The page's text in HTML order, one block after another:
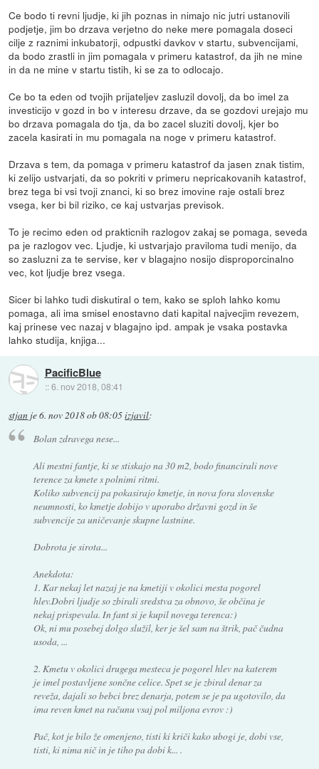
Ce bodo ti revni ljudje, ki jih poznas in nimajo nic jutri ustanovili
podjetje, jim bo drzava verjetno do neke mere pomagala doseci
cilje z raznimi inkubatorji, odpustki davkov v startu, subvencijami,
da bodo zrastli in jim pomagala v primeru katastrof, da jih ne mine
in da ne mine v startu tistih, ki se za to odlocajo.
Ce bo ta eden od tvojih prijateljev zasluzil dovolj, da bo imel za
investicijo v gozd in bo v interesu drzave, da se gozdovi urejajo mu
bo drzava pomagala do tja, da bo zacel sluziti dovolj, kjer bo
zacela kasirati in mu pomagala na noge v primeru katastrof.
Drzava s tem, da pomaga v primeru katastrof da jasen znak tistim,
ki zelijo ustvarjati, da so pokriti v primeru nepricakovanih katastrof,
brez tega bi vsi tvoji znanci, ki so brez imovine raje ostali brez
vsega, ker bi bil riziko, ce kaj ustvarjas previsok.
To je recimo eden od prakticnih razlogov zakaj se pomaga, seveda
pa je razlogov vec. Ljudje, ki ustvarjajo praviloma tudi menijo, da
so zasluzni za te servise, ker v blagajno nosijo disproporcinalno
vec, kot ljudje brez vsega.
Sicer bi lahko tudi diskutiral o tem, kako se sploh lahko komu
pomaga, ali ima smisel enostavno dati kapital najvecjim revezem,
kaj prinese vec nazaj v blagajno ipd. ampak je vsaka postavka
lahko studija, knjiga...
PacificBlue
::6. nov 2018, 08:41
stjan je6. nov 2018 ob 08:05izjavil:
Bolan zdravega nese...
Ali mestni fantje, ki se stiskajo na 30 m2, bodo financirali nove
terence za kmete s polnimi ritmi.
Koliko subvencij pa pokasirajo kmetje, in nova fora slovenske
neumnosti, ko kmetje dobijo v uporabo državni gozd in še
subvencije za uničevanje skupne lastnine.
Dobrota je sirota...
Anekdota:
1. Kar nekaj let nazaj je na kmetiji v okolici mesta pogorel
hlev.Dobri ljudje so zbirali sredstva za obnovo, še občina je
nekaj prispevala. In fant si je kupil novega terenca:)
Ok, ni mu posebej dolgo služil, ker je šel sam na štrik, pač čudna
usoda, ...
2. Kmetu v okolici drugega mesteca je pogorel hlev na katerem
je imel postavljene sončne celice. Spet se je zbiral denar za
reveža, dajali so bebci brez denarja, potem se je pa ugotovilo, da
ima reven kmet na računu vsaj pol miljona evrov :)
Pač, kot je bilo že omenjeno, tisti ki kriči kako ubogi je, dobi vse,
tisti, ki nima nič in je tiho pa dobi k... .